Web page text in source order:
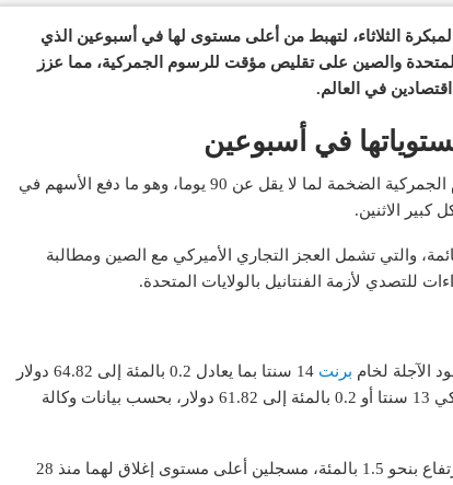
الثلاثاء، لتهبط من أعلى مستوى لها في أسبوعين الذي
والصين على تقليص مؤقت للرسوم الجمركية، مما عزز
اقتصادين في العالم.
في أسبوعين
اتفقت الولايات المتحدة والصين على خفض الرسوم الجمركية الضخمة لما لا يقل عن 90 يوما، وهو ما دفع الأسهم في
كبير الاثنين.
والتي تشمل العجز التجاري الأميركي مع الصين ومطالبة
للتصدي لأزمة الفنتانيل بالولايات المتحدة.
برنت
14 سنتا بما يعادل 0.2 بالمئة إلى 64.82 دولار
للبرميل. وانخفض خام غرب تكساس الوسيط الأميركي 13 سنتا أو 0.2 بالمئة إلى 61.82 دولار، بحسب بيانات وكالة
كان الخامان القياسيان قد أنهيا جلسة الاثنين على ارتفاع بنحو 1.5 بالمئة، مسجلين أعلى مستوى إغلاق لهما منذ 28